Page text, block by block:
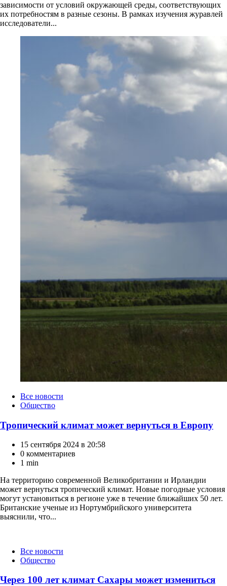
зависимости от условий окружающей среды, соответствующих
их потребностям в разные сезоны. В рамках изучения журавлей
исследователи...
КатегорииВсе новости
Общество
Тропический климат может вернуться в Европу
15 сентября 2024 в 20:58
0 комментариев
1 min
На территорию современной Великобритании и Ирландии
может вернуться тропический климат. Новые погодные условия
могут установиться в регионе уже в течение ближайших 50 лет.
Британские ученые из Нортумбрийского университета
выяснили, что...
КатегорииВсе новости
Общество
Через 100 лет климат Сахары может измениться